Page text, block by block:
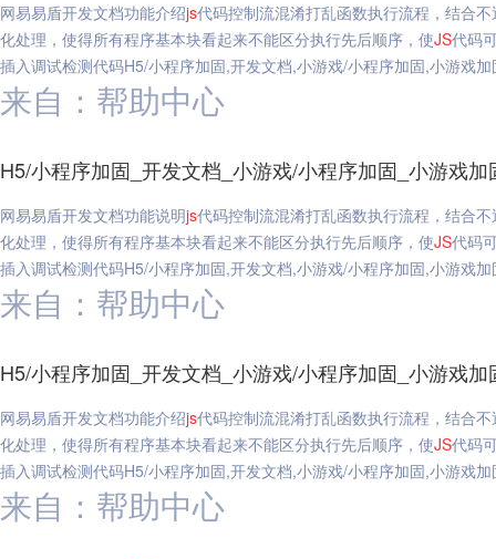
网易易盾开发文档功能介绍js代码控制流混淆打乱函数执行流程，结合
化处理，使得所有程序基本块看起来不能区分执行先后顺序，使JS代码
插入调试检测代码H5/小程序加固,开发文档,小游戏/小程序加固,小游戏
来自：帮助中心
H5/小程序加固_开发文档_小游戏/小程序加固_小游戏
网易易盾开发文档功能说明js代码控制流混淆打乱函数执行流程，结合
化处理，使得所有程序基本块看起来不能区分执行先后顺序，使JS代码
插入调试检测代码H5/小程序加固,开发文档,小游戏/小程序加固,小游戏
来自：帮助中心
H5/小程序加固_开发文档_小游戏/小程序加固_小游戏
网易易盾开发文档功能介绍js代码控制流混淆打乱函数执行流程，结合
化处理，使得所有程序基本块看起来不能区分执行先后顺序，使JS代码
插入调试检测代码H5/小程序加固,开发文档,小游戏/小程序加固,小游戏
来自：帮助中心